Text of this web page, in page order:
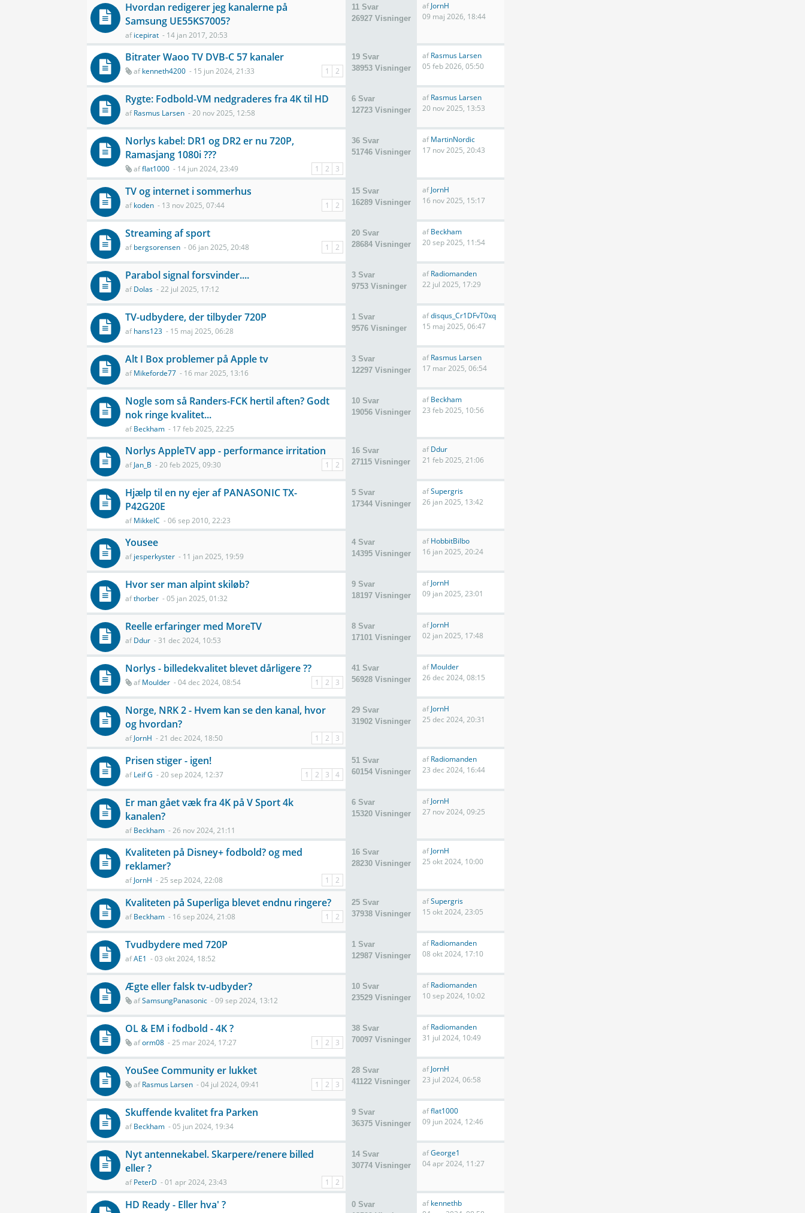
Hvordan redigerer jeg kanalerne på
Samsung UE55KS7005?
aficepirat - 14 jan 2017, 20:53
11 Svar
26927 Visninger
afJornH
09 maj 2026, 18:44
Bitrater Waoo TV DVB-C 57 kanaler
afkenneth4200 - 15 jun 2024, 21:33 1 2
19 Svar
38953 Visninger
afRasmus Larsen
05 feb 2026, 05:50
Rygte: Fodbold-VM nedgraderes fra 4K til HD
afRasmus Larsen - 20 nov 2025, 12:58
6 Svar
12723 Visninger
afRasmus Larsen
20 nov 2025, 13:53
Norlys kabel: DR1 og DR2 er nu 720P,
Ramasjang 1080i ???
afflat1000 - 14 jun 2024, 23:49 1 2 3
36 Svar
51746 Visninger
afMartinNordic
17 nov 2025, 20:43
TV og internet i sommerhus
afkoden - 13 nov 2025, 07:44 1 2
15 Svar
16289 Visninger
afJornH
16 nov 2025, 15:17
Streaming af sport
afbergsorensen - 06 jan 2025, 20:48 1 2
20 Svar
28684 Visninger
afBeckham
20 sep 2025, 11:54
Parabol signal forsvinder....
afDolas - 22 jul 2025, 17:12
3 Svar
9753 Visninger
afRadiomanden
22 jul 2025, 17:29
TV-udbydere, der tilbyder 720P
afhans123 - 15 maj 2025, 06:28
1 Svar
9576 Visninger
afdisqus_Cr1DFvT0xq
15 maj 2025, 06:47
Alt I Box problemer på Apple tv
afMikeforde77 - 16 mar 2025, 13:16
3 Svar
12297 Visninger
afRasmus Larsen
17 mar 2025, 06:54
Nogle som så Randers-FCK hertil aften? Godt
nok ringe kvalitet...
afBeckham - 17 feb 2025, 22:25
10 Svar
19056 Visninger
afBeckham
23 feb 2025, 10:56
Norlys AppleTV app - performance irritation
afJan_B - 20 feb 2025, 09:30 1 2
16 Svar
27115 Visninger
afDdur
21 feb 2025, 21:06
Hjælp til en ny ejer af PANASONIC TX-
P42G20E
afMikkelC - 06 sep 2010, 22:23
5 Svar
17344 Visninger
afSupergris
26 jan 2025, 13:42
Yousee
afjesperkyster - 11 jan 2025, 19:59
4 Svar
14395 Visninger
afHobbitBilbo
16 jan 2025, 20:24
Hvor ser man alpint skiløb?
afthorber - 05 jan 2025, 01:32
9 Svar
18197 Visninger
afJornH
09 jan 2025, 23:01
Reelle erfaringer med MoreTV
afDdur - 31 dec 2024, 10:53
8 Svar
17101 Visninger
afJornH
02 jan 2025, 17:48
Norlys - billedekvalitet blevet dårligere ??
afMoulder - 04 dec 2024, 08:54 1 2 3
41 Svar
56928 Visninger
afMoulder
26 dec 2024, 08:15
Norge, NRK 2 - Hvem kan se den kanal, hvor
og hvordan?
afJornH - 21 dec 2024, 18:50 1 2 3
29 Svar
31902 Visninger
afJornH
25 dec 2024, 20:31
Prisen stiger - igen!
afLeif G - 20 sep 2024, 12:37 1 2 3 4
51 Svar
60154 Visninger
afRadiomanden
23 dec 2024, 16:44
Er man gået væk fra 4K på V Sport 4k
kanalen?
afBeckham - 26 nov 2024, 21:11
6 Svar
15320 Visninger
afJornH
27 nov 2024, 09:25
Kvaliteten på Disney+ fodbold? og med
reklamer?
afJornH - 25 sep 2024, 22:08 1 2
16 Svar
28230 Visninger
afJornH
25 okt 2024, 10:00
Kvaliteten på Superliga blevet endnu ringere?
afBeckham - 16 sep 2024, 21:08 1 2
25 Svar
37938 Visninger
afSupergris
15 okt 2024, 23:05
Tvudbydere med 720P
afAE1 - 03 okt 2024, 18:52
1 Svar
12987 Visninger
afRadiomanden
08 okt 2024, 17:10
Ægte eller falsk tv-udbyder?
afSamsungPanasonic - 09 sep 2024, 13:12
10 Svar
23529 Visninger
afRadiomanden
10 sep 2024, 10:02
OL & EM i fodbold - 4K ?
aform08 - 25 mar 2024, 17:27 1 2 3
38 Svar
70097 Visninger
afRadiomanden
31 jul 2024, 10:49
YouSee Community er lukket
afRasmus Larsen - 04 jul 2024, 09:41 1 2 3
28 Svar
41122 Visninger
afJornH
23 jul 2024, 06:58
Skuffende kvalitet fra Parken
afBeckham - 05 jun 2024, 19:34
9 Svar
36375 Visninger
afflat1000
09 jun 2024, 12:46
Nyt antennekabel. Skarpere/renere billed
eller ?
afPeterD - 01 apr 2024, 23:43 1 2
14 Svar
30774 Visninger
afGeorge1
04 apr 2024, 11:27
HD Ready - Eller hva' ?
0 Svar
afkennethb